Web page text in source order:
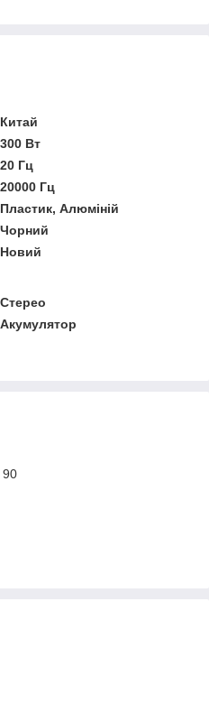
Китай
300 Вт
20 Гц
20000 Гц
Пластик, Алюміній
Чорний
Новий
Стерео
Акумулятор
90